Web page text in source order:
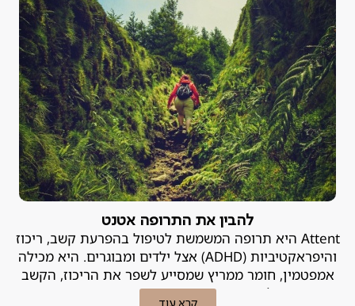
להבין את התרופה אטנט
Attent היא תרופה המשמשת לטיפול בהפרעת קשב, ריכוז
והיפראקטיביות (ADHD) אצל ילדים ומבוגרים. היא מכילה
אמפטמין, חומר ממריץ שמסייע לשפר את הריכוז, הקשב
והשליטה בדחפים. פסיכיאטר פרטי מסביר.